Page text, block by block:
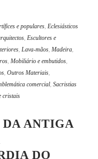
e populares, Eclesiásticos
, Escultores e
, Lava-mãos, Madeira,
, Mobiliário e embutidos,
, Outros Materiais,
comercial, Sacristias
cristais
ANTIGA
DO